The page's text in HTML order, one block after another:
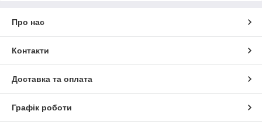
Про нас
Контакти
Доставка та оплата
Графік роботи